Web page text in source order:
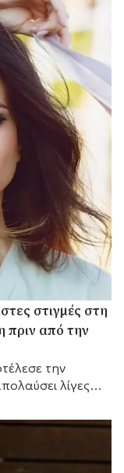
στιγμές στη
πριν από την
την
λίγες